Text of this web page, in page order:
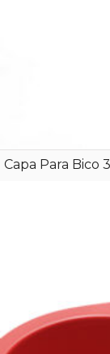
Capa Para Bico